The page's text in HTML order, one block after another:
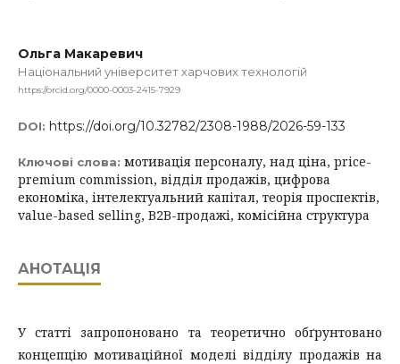
Ольга Макаревич
Національний університет харчових технологій
https://orcid.org/0000-0003-2415-7929
DOI: https://doi.org/10.32782/2308-1988/2026-59-133
Ключові слова: мотивація персоналу, над ціна, price-
premium commission, відділ продажів, цифрова
економіка, інтелектуальний капітал, теорія проспектів,
value-based selling, B2B-продажі, комісійна структура
АНОТАЦІЯ
У статті запропоновано та теоретично обґрунтовано
концепцію мотиваційної моделі відділу продажів на